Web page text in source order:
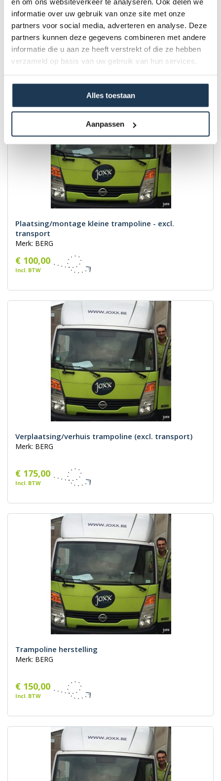
informatie over uw gebruik van onze site met onze
partners voor social media, adverteren en analyse. Deze
partners kunnen deze gegevens combineren met andere
informatie die u aan ze heeft verstrekt of die ze hebben
verzameld op basis van uw gebruik van hun services.
Alles toestaan
Aanpassen
BERG Ladder L
€ 35,00
Plaatsing/montage kleine trampoline - excl.
transport
Merk: BERG
€ 100,00
Incl. BTW
Verplaatsing/verhuis trampoline (excl. transport)
Merk: BERG
€ 175,00
Incl. BTW
Trampoline herstelling
Merk: BERG
€ 150,00
Incl. BTW